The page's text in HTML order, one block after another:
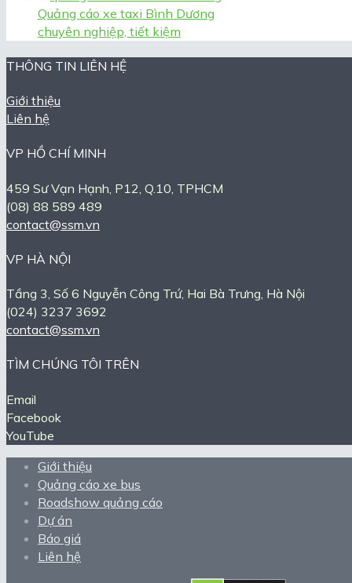
Quảng cáo xe taxi Bình Dương
chuyên nghiệp, tiết kiệm
THÔNG TIN LIÊN HỆ
Giới thiệu
Liên hệ
VP HỒ CHÍ MINH
459 Sư Vạn Hạnh, P12, Q.10, TPHCM
(08) 88 589 489
contact@ssm.vn
VP HÀ NỘI
Tầng 3, Số 6 Nguyễn Công Trứ, Hai Bà Trưng, Hà Nội
(024) 3237 3692
contact@ssm.vn
TÌM CHÚNG TÔI TRÊN
Email
Facebook
YouTube
Giới thiệu
Quảng cáo xe bus
Roadshow quảng cáo
Dự án
Báo giá
Liên hệ